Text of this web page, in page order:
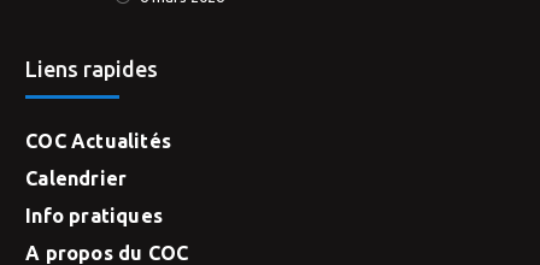
Liens rapides
COC Actualités
Calendrier
Info pratiques
A propos du COC